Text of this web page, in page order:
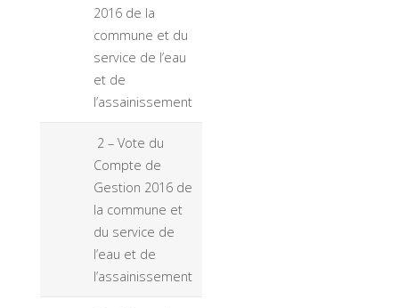
2016 de la
commune et du
service de l’eau
et de
l’assainissement
2 – Vote du
Compte de
Gestion 2016 de
la commune et
du service de
l’eau et de
l’assainissement